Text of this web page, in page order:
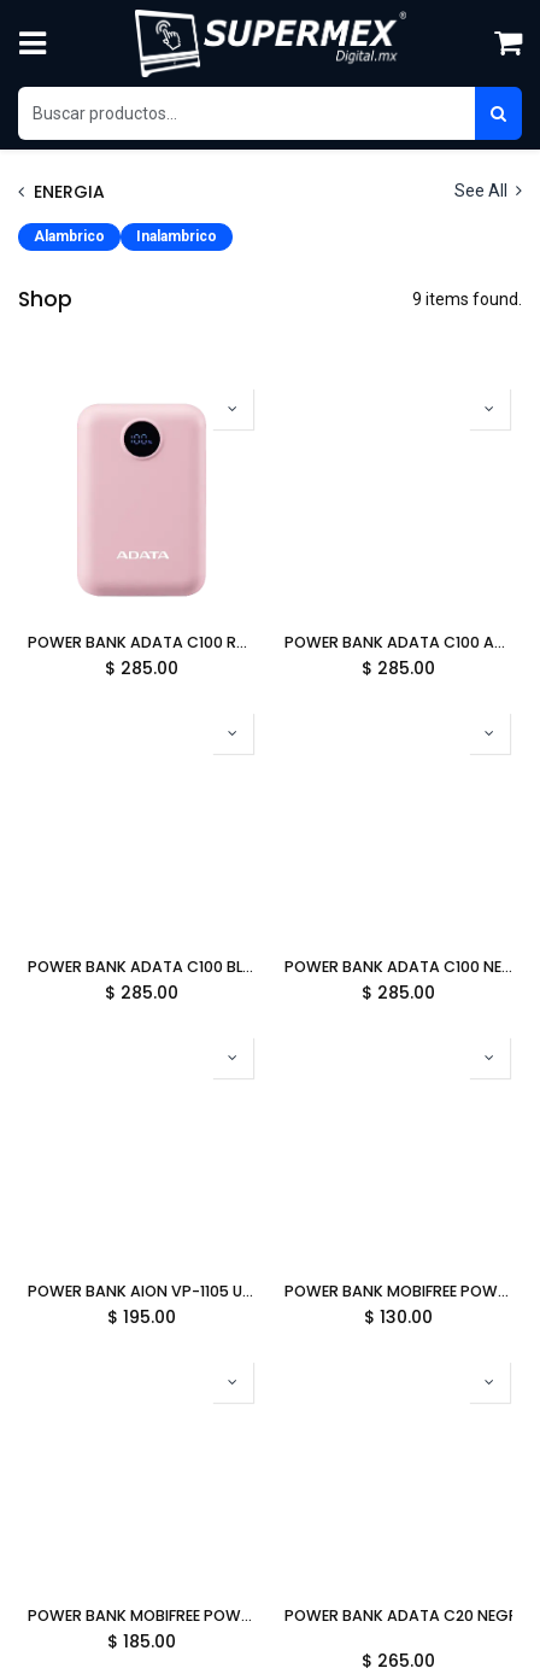
ENERGIA See All
Alambrico Inalambrico
Shop 9 items found.
POWER BANK ADATA C100 ROSA CARGA RAPIDA USB-C PC10022-12PK 6M DE GARANTIA
$ 285.00
POWER BANK ADATA C100 AZUL CARGA RAPIDA USB-C PC10022-12LB 6M DE GARANTIA
$ 285.00
POWER BANK ADATA C100 BLANCO CARGA RAPIDA USB-C PC10022-12WH 6M DE GARANTIA
$ 285.00
POWER BANK ADATA C100 NEGRO CARGA RAPIDA USB-C PC10022-12BK 6M DE GARANTIA
$ 285.00
POWER BANK AION VP-1105 ULTRA BLACK SLIM 10000MAH TIPO C - USB VP-1105 6M DE GARANTIA
$ 195.00
POWER BANK MOBIFREE POWERFREE 6000MAH AZUL USB/ MB-923460 1M DE GARANTIA
$ 130.00
POWER BANK MOBIFREE POWERFREE 10000MAH AZUL 2XUSB/ MB-923507 1M DE GARANTIA
$ 185.00
POWER BANK ADATA C20
$ 265.00